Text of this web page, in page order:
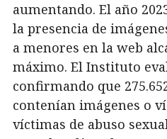
aumentando. El año
la presencia de
a menores en la web
máximo. El Instituto
confirmando que
contenían imágenes o
víctimas de abuso